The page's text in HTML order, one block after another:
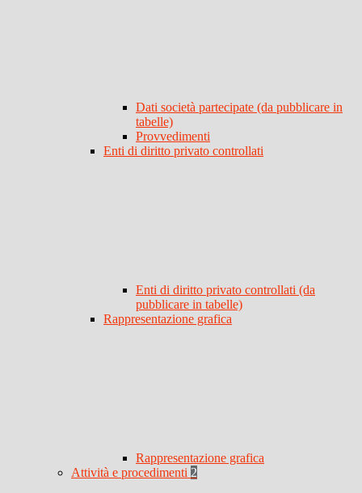
Dati società partecipate (da pubblicare in
tabelle)
Provvedimenti
Enti di diritto privato controllati
Enti di diritto privato controllati (da
pubblicare in tabelle)
Rappresentazione grafica
Rappresentazione grafica
Attività e procedimenti 2